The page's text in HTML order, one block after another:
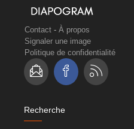
Contact - À propos
Signaler une image
Politique de confidentialité
Recherche